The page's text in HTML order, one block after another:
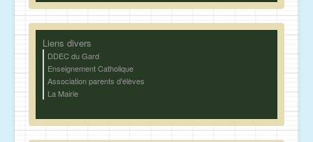
Liens divers
DDEC du Gard
Enseignement Catholique
Association parents d'élèves
La Mairie